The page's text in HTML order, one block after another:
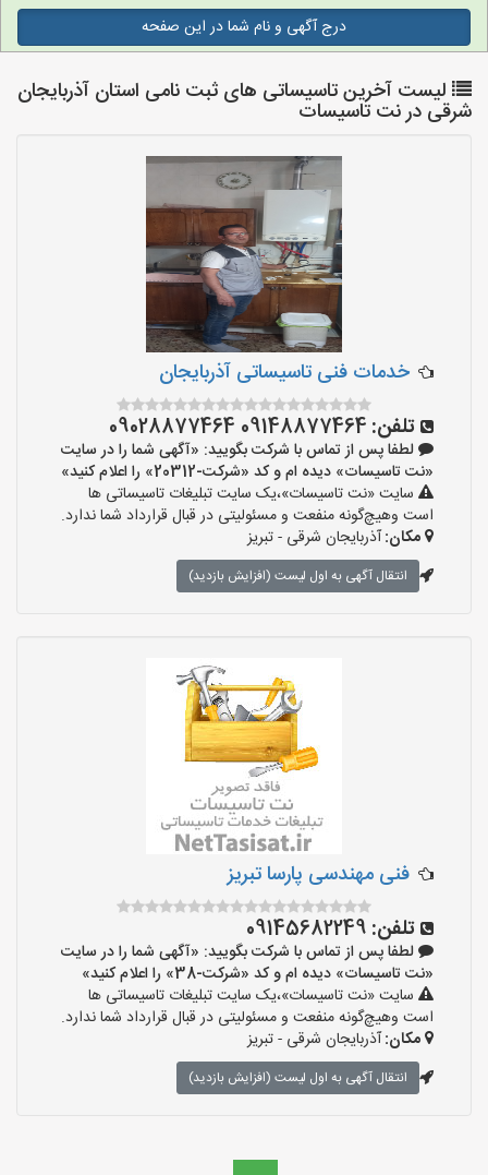
درج آگهی و نام شما در این صفحه
لیست آخرین تاسیساتی های ثبت نامی استان آذربایجان
شرقی در نت تاسیسات
خدمات فنی تاسیساتی آذربایجان
تلفن: 09148877464 09028877464
لطفا پس از تماس با شرکت بگویید: «آگهی شما را در سایت
«نت تاسیسات» دیده ام و کد «شرکت-20312» را اعلام کنید»
سایت «نت تاسیسات»،یک سایت تبلیغات تاسیساتی ها
است وهیچ‌گونه منفعت و مسئولیتی در قبال قرارداد شما ندارد.
مکان:آذربایجان شرقی - تبریز
انتقال آگهی به اول لیست (افزایش بازدید)
فنی مهندسی پارسا تبریز
تلفن: 09145682249
لطفا پس از تماس با شرکت بگویید: «آگهی شما را در سایت
«نت تاسیسات» دیده ام و کد «شرکت-38» را اعلام کنید»
سایت «نت تاسیسات»،یک سایت تبلیغات تاسیساتی ها
است وهیچ‌گونه منفعت و مسئولیتی در قبال قرارداد شما ندارد.
مکان:آذربایجان شرقی - تبریز
انتقال آگهی به اول لیست (افزایش بازدید)